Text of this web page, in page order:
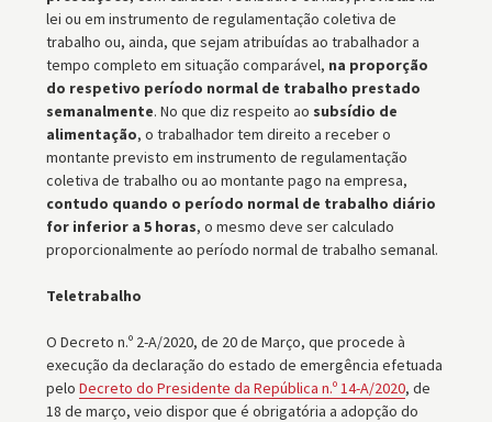
lei ou em instrumento de regulamentação coletiva de
trabalho ou, ainda, que sejam atribuídas ao trabalhador a
tempo completo em situação comparável, na proporção
do respetivo período normal de trabalho prestado
semanalmente. No que diz respeito ao subsídio de
alimentação, o trabalhador tem direito a receber o
montante previsto em instrumento de regulamentação
coletiva de trabalho ou ao montante pago na empresa,
contudo quando o período normal de trabalho diário
for inferior a 5 horas, o mesmo deve ser calculado
proporcionalmente ao período normal de trabalho semanal.
Teletrabalho
O Decreto n.º 2-A/2020, de 20 de Março, que procede à
execução da declaração do estado de emergência efetuada
pelo Decreto do Presidente da República n.º 14-A/2020, de
18 de março, veio dispor que é obrigatória a adopção do